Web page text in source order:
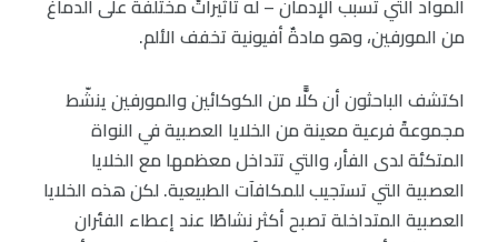
المواد التي تسبب الإدمان – له تأثيراتٌ مختلفة على الدماغ
من المورفين، وهو مادةٌ أفيونية تخفف الألم.
اكتشف الباحثون أن كلًّا من الكوكائين والمورفين ينشّط
مجموعةً فرعية معينة من الخلايا العصبية في النواة
المتكئة لدى الفأر، والتي تتداخل معظمها مع الخلايا
العصبية التي تستجيب للمكافآت الطبيعية. لكن هذه الخلايا
العصبية المتداخلة تصبح أكثر نشاطًا عند إعطاء الفئران